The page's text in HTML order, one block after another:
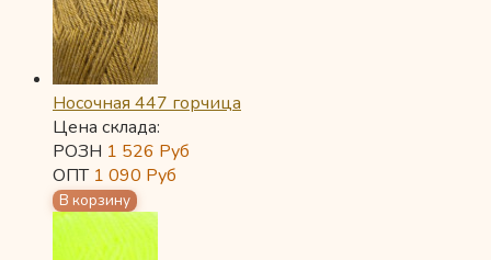
Носочная 447 горчица
Цена склада:
РОЗН 1 526 Руб
ОПТ 1 090 Руб